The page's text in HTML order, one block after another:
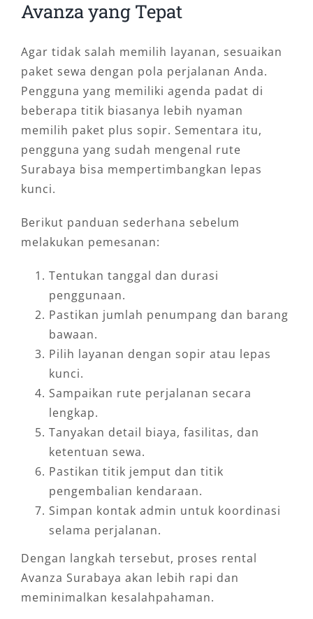
Avanza yang Tepat
Agar tidak salah memilih layanan, sesuaikan
paket sewa dengan pola perjalanan Anda.
Pengguna yang memiliki agenda padat di
beberapa titik biasanya lebih nyaman
memilih paket plus sopir. Sementara itu,
pengguna yang sudah mengenal rute
Surabaya bisa mempertimbangkan lepas
kunci.
Berikut panduan sederhana sebelum
melakukan pemesanan:
Tentukan tanggal dan durasi
penggunaan.
Pastikan jumlah penumpang dan barang
bawaan.
Pilih layanan dengan sopir atau lepas
kunci.
Sampaikan rute perjalanan secara
lengkap.
Tanyakan detail biaya, fasilitas, dan
ketentuan sewa.
Pastikan titik jemput dan titik
pengembalian kendaraan.
Simpan kontak admin untuk koordinasi
selama perjalanan.
Dengan langkah tersebut, proses rental
Avanza Surabaya akan lebih rapi dan
meminimalkan kesalahpahaman.